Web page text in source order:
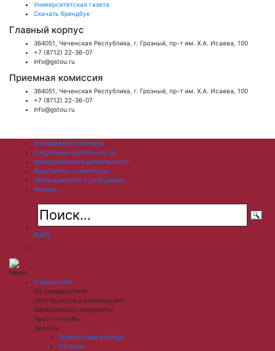
Университетская газета
Скачать брендбук
Главный корпус
364051, Чеченская Республика, г. Грозный, пр-т им. Х.А. Исаева, 100
+7 (8712) 22-36-07
info@gstou.ru
Приемная комиссия
364051, Чеченская Республика, г. Грозный, пр-т им. Х.А. Исаева, 100
+7 (8712) 22-36-07
info@gstou.ru
Молодёжная политика
Спортивная деятельность
Международная деятельность
Факультеты и институты
Преподаватели и сотрудники
Филиал
RUEN
Меню
Университет
Об университете
Оргструктура и руководство
Официальные документы
Пресс-служба
Проекты
Приветствие ректора
История